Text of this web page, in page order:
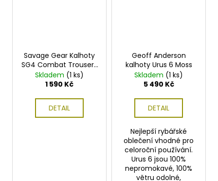
Savage Gear Kalhoty
SG4 Combat Trousers
Olive Green
Skladem (1 ks)
1 590 Kč
DETAIL
Geoff Anderson
kalhoty Urus 6 Moss
Skladem (1 ks)
5 490 Kč
DETAIL
Nejlepší rybářské
oblečení vhodné pro
celoroční používání.
Urus 6 jsou 100%
nepromokavé, 100%
větru odolné,